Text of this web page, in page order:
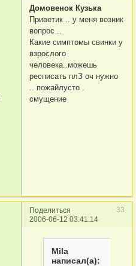
Домовенок Кузька
Приветик .. у меня возник
вопрос ..
Какие симптомы свинки у
взрослого
человека..можешь
респисать плЗ оч нужно
.. пожайлусто .
смущение
Поделиться
33
2006-06-12 03:41:14
Mila
написал(а):